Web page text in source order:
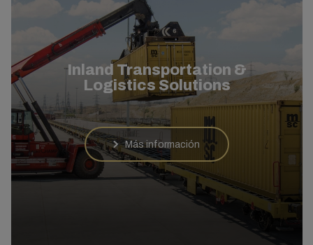
Inland Transportation &
Logistics Solutions
Más información